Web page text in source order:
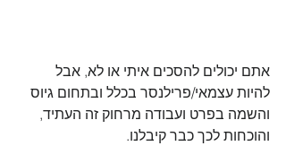
אתם יכולים להסכים איתי או לא, אבל
להיות עצמאי/פרילנסר בכלל ובתחום גיוס
והשמה בפרט ועבודה מרחוק זה העתיד,
והוכחות לכך כבר קיבלנו.